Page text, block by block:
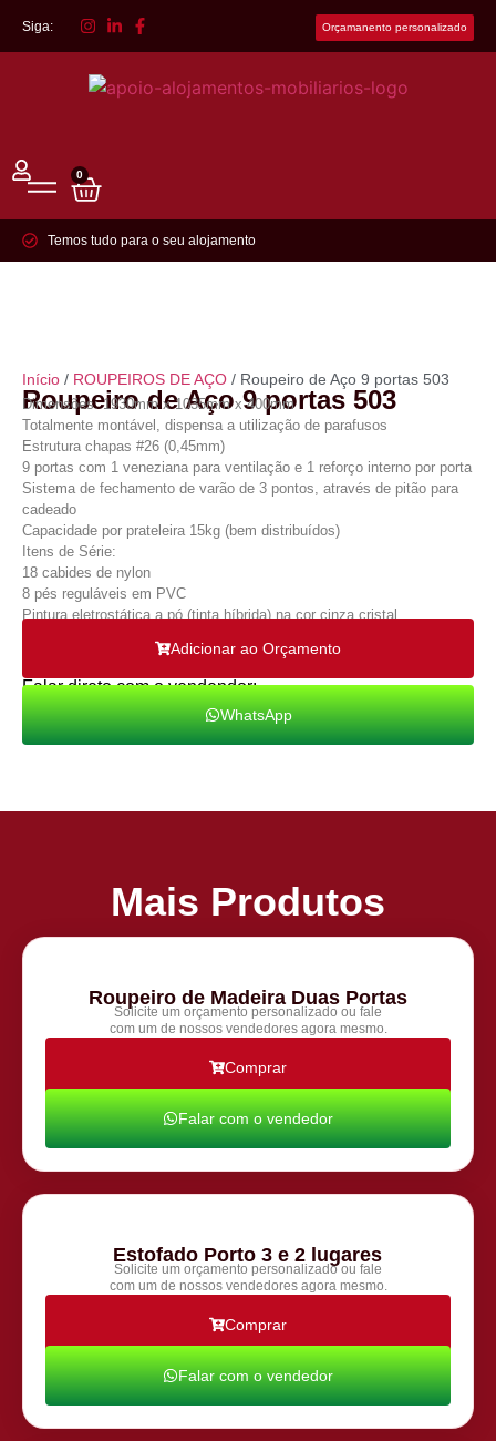
Siga: Orçamanento personalizado
0
Temos tudo para o seu alojamento
Início / ROUPEIROS DE AÇO / Roupeiro de Aço 9 portas 503
Roupeiro de Aço 9 portas 503
Dimensões: 1930mm x 1035mm x 400mm
Totalmente montável, dispensa a utilização de parafusos
Estrutura chapas #26 (0,45mm)
9 portas com 1 veneziana para ventilação e 1 reforço interno por porta
Sistema de fechamento de varão de 3 pontos, através de pitão para
cadeado
Capacidade por prateleira 15kg (bem distribuídos)
Itens de Série:
18 cabides de nylon
8 pés reguláveis em PVC
Pintura eletrostática a pó (tinta híbrida) na cor cinza cristal
Adicionar ao Orçamento
Falar direto com o vendendor:
WhatsApp
Mais Produtos
Roupeiro de Madeira Duas Portas
Solicite um orçamento personalizado ou fale
com um de nossos vendedores agora mesmo.
Comprar
Falar com o vendedor
Estofado Porto 3 e 2 lugares
Solicite um orçamento personalizado ou fale
com um de nossos vendedores agora mesmo.
Comprar
Falar com o vendedor